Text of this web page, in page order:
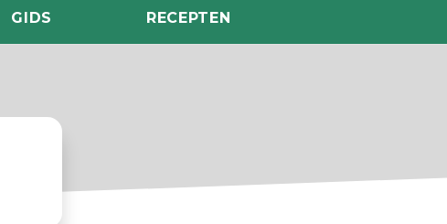
GIDS RECEPTEN